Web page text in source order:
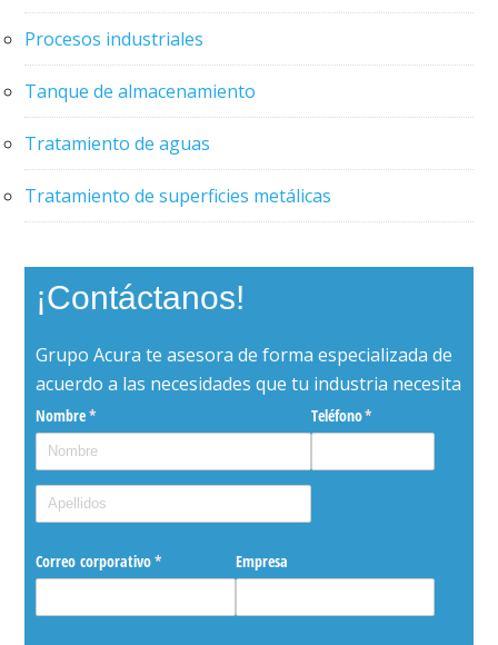
Procesos industriales
Tanque de almacenamiento
Tratamiento de aguas
Tratamiento de superficies metálicas
¡Contáctanos!
Grupo Acura te asesora de forma especializada de
acuerdo a las necesidades que tu industria necesita
Nombre*
(necesario) Teléfono*
(necesario)
Correo corporativo*
(necesario) Empresa